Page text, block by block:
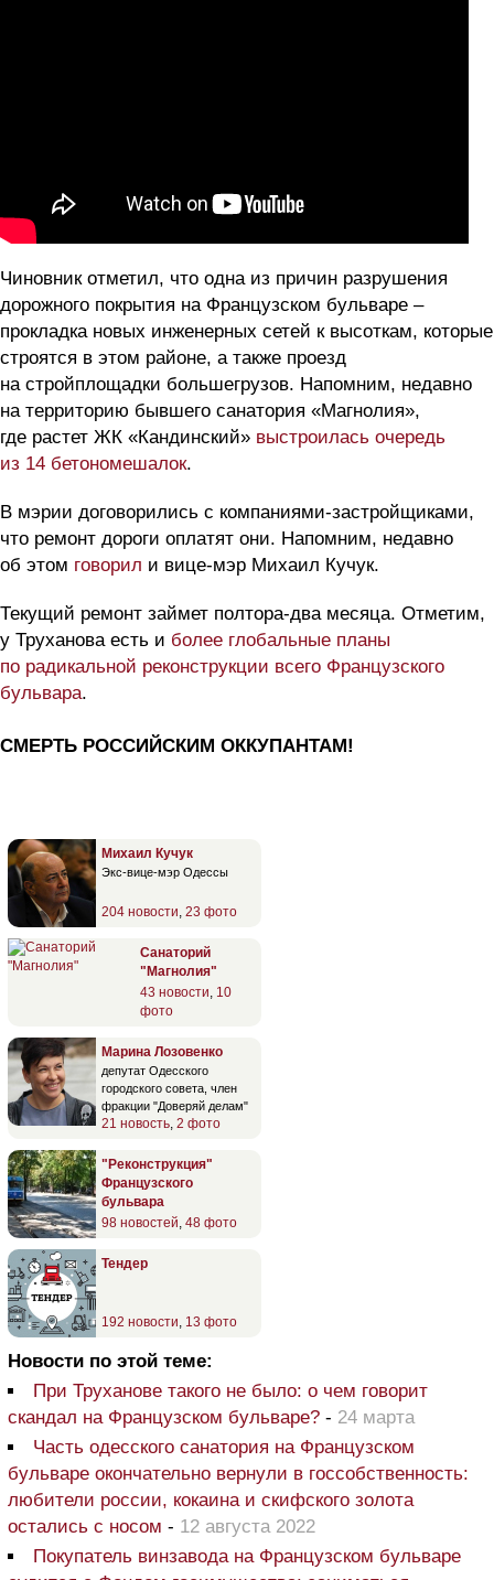
Чиновник отметил, что одна из причин разрушения
дорожного покрытия на Французском бульваре –
прокладка новых инженерных сетей к высоткам, которые
строятся в этом районе, а также проезд
на стройплощадки большегрузов. Напомним, недавно
на территорию бывшего санатория «Магнолия»,
где растет ЖК «Кандинский» выстроилась очередь
из 14 бетономешалок.
В мэрии договорились с компаниями-застройщиками,
что ремонт дороги оплатят они. Напомним, недавно
об этом говорил и вице-мэр Михаил Кучук.
Текущий ремонт займет полтора-два месяца. Отметим,
у Труханова есть и более глобальные планы
по радикальной реконструкции всего Французского
бульвара.
СМЕРТЬ РОССИЙСКИМ ОККУПАНТАМ!
Михаил Кучук
Экс-вице-мэр Одессы
204 новости 23 фото
Санаторий
"Магнолия"
43 новости 10
фото
Марина Лозовенко
депутат Одесского
городского совета, член
фракции "Доверяй делам"
21 новость 2 фото
"Реконструкция"
Французского
бульвара
98 новостей 48 фото
Тендер
192 новости 13 фото
Новости по этой теме:
При Труханове такого не было: о чем говорит
скандал на Французском бульваре? - 24 марта
Часть одесского санатория на Французском
бульваре окончательно вернули в госсобственность:
любители россии, кокаина и скифского золота
остались с носом - 12 августа 2022
Покупатель винзавода на Французском бульваре